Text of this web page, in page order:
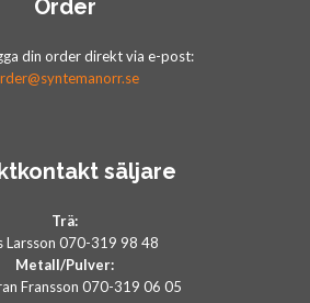
Order
din order direkt via e-post:
säljare
Trä:
Larsson 070-319 98 48
Metall/Pulver:
Fransson 070-319 06 05